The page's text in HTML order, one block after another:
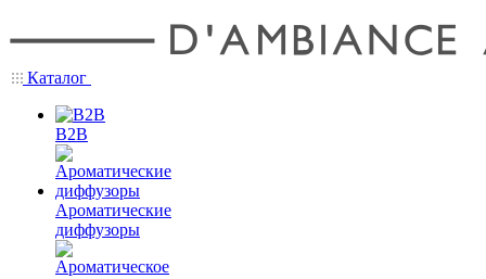
Каталог
B2B
Ароматические
диффузоры